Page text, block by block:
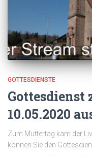
GOTTESDIENSTE
Gottesdienst
10.05.2020
Zum Muttertag kam der
können Sie den